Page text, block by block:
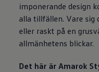
imponerande design
alla tillfällen. Vare sig
eller raskt på en
allmänhetens blickar.
Det här är Amarok